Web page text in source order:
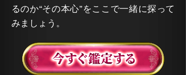
るのか“その本心”をここで一緒に探って
みましょう。